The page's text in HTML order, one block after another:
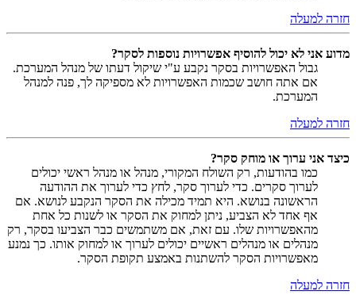
חזרה למעלה
מדוע אני לא יכול להוסיף אפשרויות נוספות לסקר?
גבול האפשרויות בסקר נקבע ע"י שיקול דעתו של מנהל המערכת.
אם אתה חושב שכמות האפשרויות לא מספיקה לך, פנה למנהל
המערכת.
חזרה למעלה
כיצד אני ערוך או מוחק סקר?
כמו בהודעות, רק השולח המקורי, מנהל או מנהל ראשי יכולים
לערוך סקרים. כדי לערוך סקר, לחץ כדי לערוך את ההודעה
הראשונה בנושא. היא תמיד מכילה את הסקר הנקבע לנושא. אם
אף אחד לא הצביע, ניתן למחוק את הסקר או לשנות כל אחת
מהאפשרויות שלו. עם זאת, אם משתמשים כבר הצביעו בסקר, רק
מנהלים או מנהלים ראשיים יכולים לערוך או למחוק אותו. כך נמנע
מאפשרויות הסקר להשתנות באמצע תקופת הסקר.
חזרה למעלה